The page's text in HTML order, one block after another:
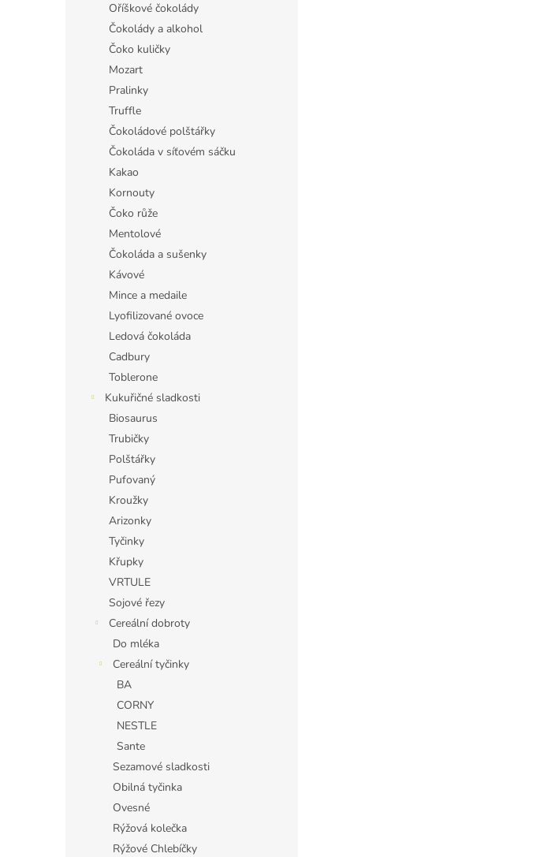
Oříškové čokolády
Čokolády a alkohol
Čoko kuličky
Mozart
Pralinky
Truffle
Čokoládové polštářky
Čokoláda v síťovém sáčku
Kakao
Kornouty
Čoko růže
Mentolové
Čokoláda a sušenky
Kávové
Mince a medaile
Lyofilizované ovoce
Ledová čokoláda
Cadbury
Toblerone
Kukuřičné sladkosti
Biosaurus
Trubičky
Polštářky
Pufovaný
Kroužky
Arizonky
Tyčinky
Křupky
VRTULE
Sojové řezy
Cereální dobroty
Do mléka
Cereální tyčinky
BA
CORNY
NESTLE
Sante
Sezamové sladkosti
Obilná tyčinka
Ovesné
Rýžová kolečka
Rýžové Chlebíčky